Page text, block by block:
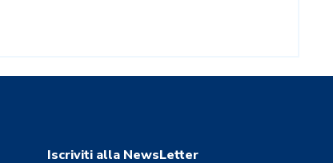
Iscriviti alla NewsLetter